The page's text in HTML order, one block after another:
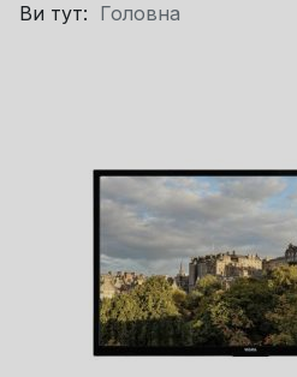
Ви тут: Головна